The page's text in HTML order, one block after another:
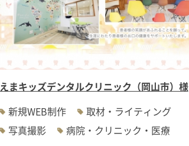
えまキッズデンタルクリニック（岡山市）様
新規WEB制作
取材・ライティング
写真撮影
病院・クリニック・医療